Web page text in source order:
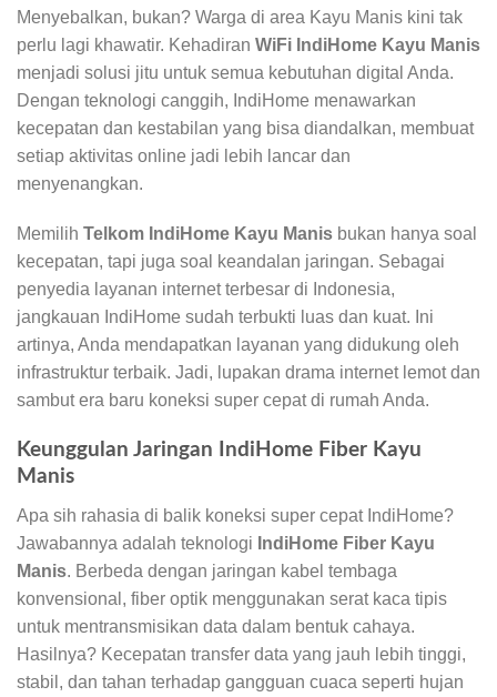
Menyebalkan, bukan? Warga di area Kayu Manis kini tak
perlu lagi khawatir. Kehadiran WiFi IndiHome Kayu Manis
menjadi solusi jitu untuk semua kebutuhan digital Anda.
Dengan teknologi canggih, IndiHome menawarkan
kecepatan dan kestabilan yang bisa diandalkan, membuat
setiap aktivitas online jadi lebih lancar dan
menyenangkan.
Memilih Telkom IndiHome Kayu Manis bukan hanya soal
kecepatan, tapi juga soal keandalan jaringan. Sebagai
penyedia layanan internet terbesar di Indonesia,
jangkauan IndiHome sudah terbukti luas dan kuat. Ini
artinya, Anda mendapatkan layanan yang didukung oleh
infrastruktur terbaik. Jadi, lupakan drama internet lemot dan
sambut era baru koneksi super cepat di rumah Anda.
Keunggulan Jaringan IndiHome Fiber Kayu
Manis
Apa sih rahasia di balik koneksi super cepat IndiHome?
Jawabannya adalah teknologi IndiHome Fiber Kayu
Manis. Berbeda dengan jaringan kabel tembaga
konvensional, fiber optik menggunakan serat kaca tipis
untuk mentransmisikan data dalam bentuk cahaya.
Hasilnya? Kecepatan transfer data yang jauh lebih tinggi,
stabil, dan tahan terhadap gangguan cuaca seperti hujan